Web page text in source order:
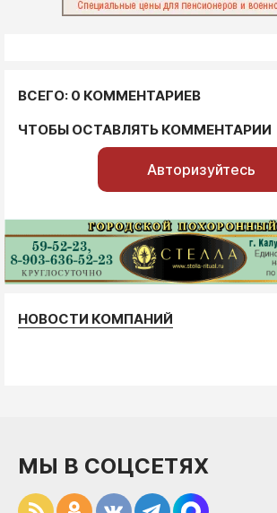
ВСЕГО: 0 КОММЕНТАРИЕВ
ЧТОБЫ ОСТАВЛЯТЬ КОММЕНТАРИИ
Авторизуйтесь
НОВОСТИ КОМПАНИЙ
МЫ В СОЦСЕТЯХ